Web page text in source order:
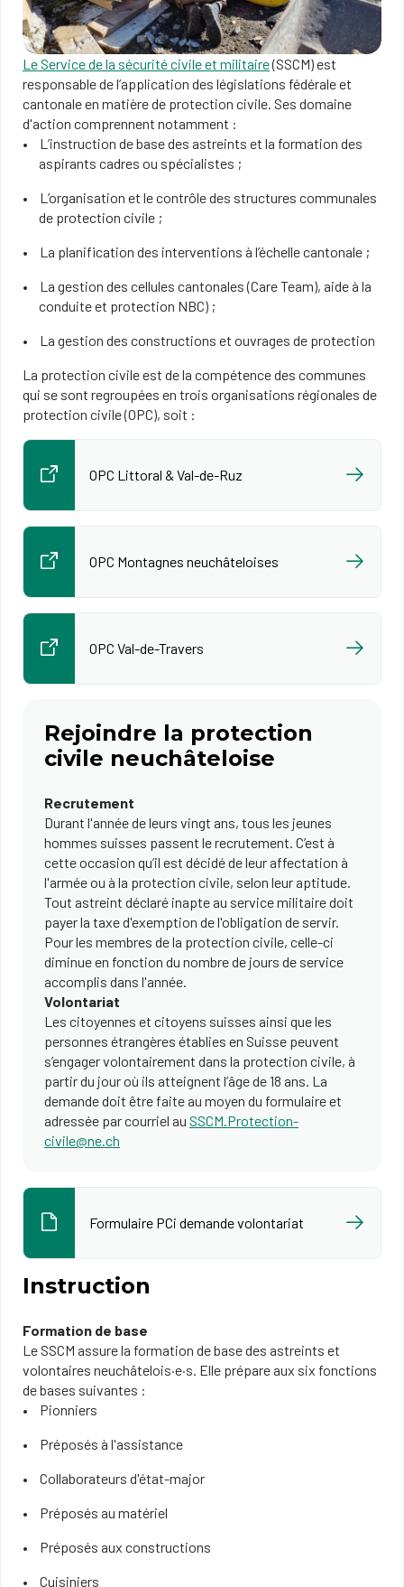
Le Service de la sécurité civile et militaire(SSCM) est
responsable de l’application des législations fédérale et
cantonale en matière de protection civile. Ses domaine
d'action comprennent notamment :
L’instruction de base des astreints et la formation des
aspirants cadres ou spécialistes ;
L’organisation et le contrôle des structures communales
de protection civile ;
La planification des interventions à l’échelle cantonale ;
La gestion des cellules cantonales (Care Team), aide à la
conduite et protection NBC) ;
La gestion des constructions et ouvrages de protection
La protection civile est de la compétence des communes
qui se sont regroupées en trois organisations régionales de
protection civile (OPC), soit :
OPC Littoral & Val-de-Ruz
OPC Montagnes neuchâteloises
OPC Val-de-Travers
Rejoindre la protection
civile neuchâteloise
Recrutement
Durant l'année de leurs vingt ans, tous les jeunes
hommes suisses passent le recrutement. C’est à
cette occasion qu’il est décidé de leur affectation à
l'armée ou à la protection civile, selon leur aptitude.
Tout astreint déclaré inapte au service militaire doit
payer la taxe d'exemption de l'obligation de servir.
Pour les membres de la protection civile, celle-ci
diminue en fonction du nombre de jours de service
accomplis dans l'année.
Volontariat
Les citoyennes et citoyens suisses ainsi que les
personnes étrangères établies en Suisse peuvent
s’engager volontairement dans la protection civile, à
partir du jour où ils atteignent l’âge de 18 ans. La
demande doit être faite au moyen du formulaire et
adressée par courriel au SSCM.Protection-
civile@ne.ch
Formulaire PCi demande volontariat
Instruction
Formation de base
Le SSCM assure la formation de base des astreints et
volontaires neuchâtelois·e·s. Elle prépare aux six fonctions
de bases suivantes :
Pionniers
Préposés à l'assistance
Collaborateurs d'état-major
Préposés au matériel
Préposés aux constructions
Cuisiniers